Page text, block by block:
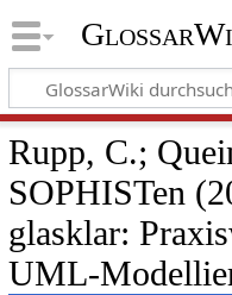
Rupp, C.;
SOPHISTen
glasklar:
UML-